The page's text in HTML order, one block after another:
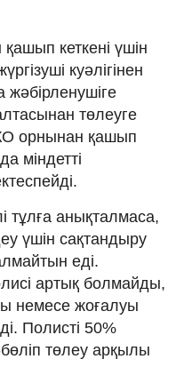
кеткені үшін
куәлігінен
жәбірленушіге
төлеуге
орнынан қашып
міндетті
тұлға анықталмаса,
үшін сақтандыру
еді.
артық болмайды,
немесе жоғалуы
Полисті 50%
төлеу арқылы